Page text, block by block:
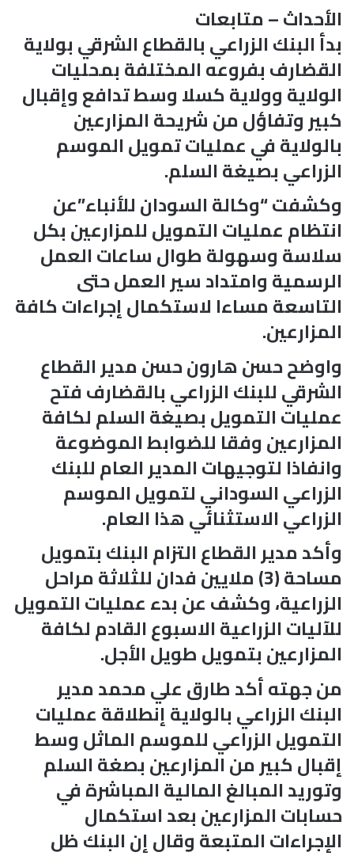
الأحداث – متابعات
بدأ البنك الزراعي بالقطاع الشرقي بولاية
القضارف بفروعه المختلفة بمحليات
الولاية وولاية كسلا وسط تدافع وإقبال
كبير وتفاؤل من شريحة المزارعين
بالولاية في عمليات تمويل الموسم
الزراعي بصيغة السلم.
وكشفت “وكالة السودان للأنباء”عن
انتظام عمليات التمويل للمزارعين بكل
سلاسة وسهولة طوال ساعات العمل
الرسمية وامتداد سير العمل حتى
التاسعة مساءا لاستكمال إجراءات كافة
المزارعين.
واوضح حسن هارون حسن مدير القطاع
الشرقي للبنك الزراعي بالقضارف فتح
عمليات التمويل بصيغة السلم لكافة
المزارعين وفقا للضوابط الموضوعة
وانفاذا لتوجيهات المدير العام للبنك
الزراعي السوداني لتمويل الموسم
الزراعي الاستثنائي هذا العام.
وأكد مدير القطاع التزام البنك بتمويل
مساحة (3) ملايين فدان للثلاثة مراحل
الزراعية، وكشف عن بدء عمليات التمويل
للآليات الزراعية الاسبوع القادم لكافة
المزارعين بتمويل طويل الأجل.
من جهته أكد طارق علي محمد مدير
البنك الزراعي بالولاية إنطلاقة عمليات
التمويل الزراعي للموسم الماثل وسط
إقبال كبير من المزارعين بصغة السلم
وتوريد المبالغ المالية المباشرة في
حسابات المزارعين بعد استكمال
الإجراءات المتبعة وقال إن البنك ظل